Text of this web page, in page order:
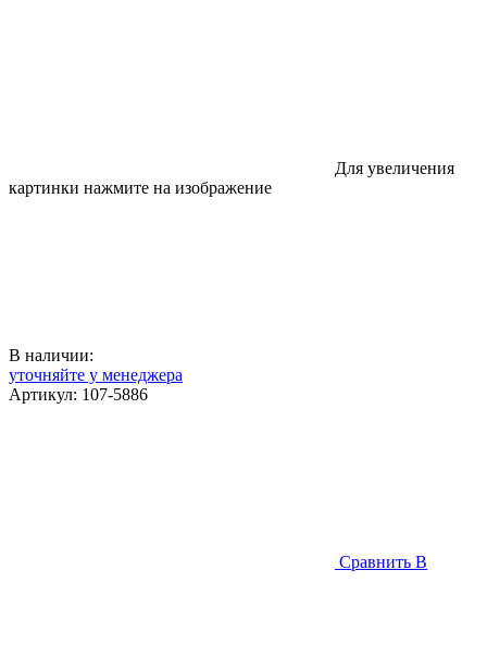
Для увеличения
картинки нажмите на изображение
В наличии:
уточняйте у менеджера
Артикул: 107-5886
Сравнить В